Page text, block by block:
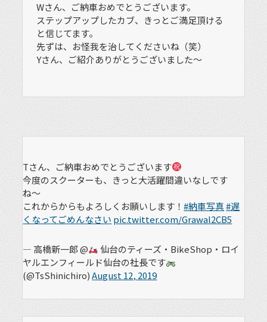
Wさん、ご納車おめでとうございます。
ステップアップしたカブ、きっとご満足頂ける
と信じてます。
先ずは、お怪我を治してくださいね（笑）
Yさん、ご紹介ありがとうございました〜
Tさん、ご納車おめでとうございます
今度のスクーターも、きっと大活躍間違いなしです
ね〜
これからからもよろしくお願いします！#納車写真#遅
くなってごめんなさい pic.twitter.com/Grawal2CB5
— 高橋新一郎 @
仙台のティーズ・BikeShop・ロイ
ヤルエンフィールド仙台の社長です
(@TsShinichiro)August 12, 2019